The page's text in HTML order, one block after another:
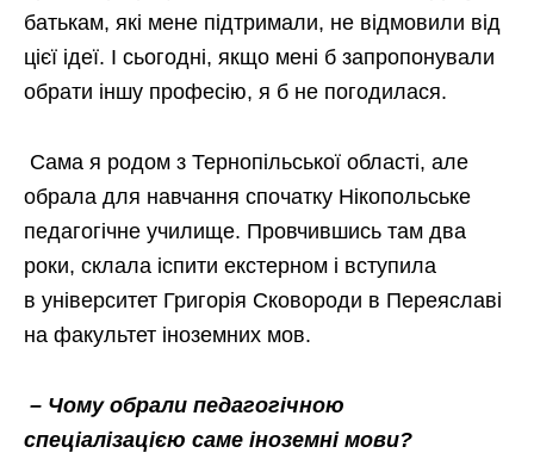
батькам, які мене підтримали, не відмовили від
цієї ідеї. І сьогодні, якщо мені б запропонували
обрати іншу професію, я б не погодилася.
Сама я родом з Тернопільської області, але
обрала для навчання спочатку Нікопольське
педагогічне училище. Провчившись там два
роки, склала іспити екстерном і вступила
в університет Григорія Сковороди в Переяславі
на факультет іноземних мов.
– Чому обрали педагогічною
спеціалізацією саме іноземні мови?